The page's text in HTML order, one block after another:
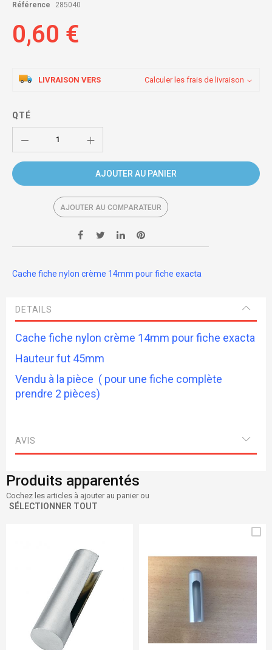
images
Référence
285040
0,60 €
LIVRAISON VERS Calculer les frais de livraison
QTÉ
AJOUTER AU PANIER
AJOUTER AU COMPARATEUR
Cache fiche nylon crème 14mm pour fiche exacta
DETAILS
Cache fiche nylon crème 14mm pour fiche exacta
Hauteur fut 45mm
Vendu à la pièce ( pour une fiche complète
prendre 2 pièces)
AVIS
Produits apparentés
Cochez les articles à ajouter au panier ou
SÉLECTIONNER TOUT